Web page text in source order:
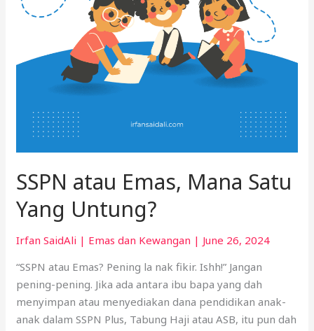
SSPN atau Emas, Mana Satu
Yang Untung?
Irfan SaidAli | Emas dan Kewangan | June 26, 2024
“SSPN atau Emas? Pening la nak fikir. Ishh!” Jangan
pening-pening. Jika ada antara ibu bapa yang dah
menyimpan atau menyediakan dana pendidikan anak-
anak dalam SSPN Plus, Tabung Haji atau ASB, itu pun dah